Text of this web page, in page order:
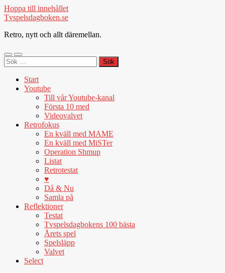
Hoppa till innehållet
Tvspelsdagboken.se
Retro, nytt och allt däremellan.
Slå
på/av
Slå
på/av
Sök
efter:
Start
Youtube
Till vår Youtube-kanal
Första 10 med
Videovalvet
Retrofokus
En kväll med MAME
En kväll med MiSTer
Operation Shmup
Listat
Retrotestat
♥
Då & Nu
Samla på
Reflektioner
Testat
Tvspelsdagbokens 100 bästa
Årets spel
Spelsläpp
Valvet
Select